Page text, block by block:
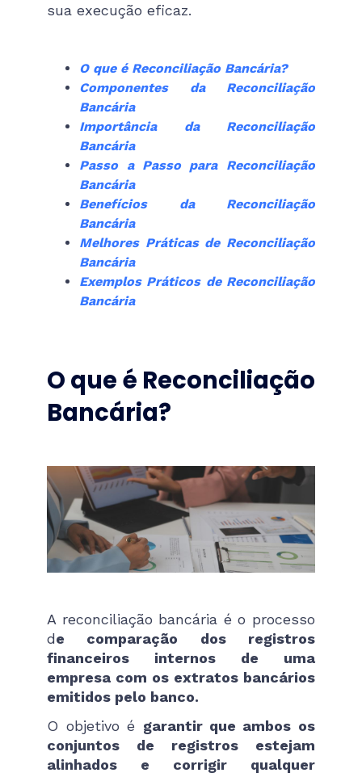
sua execução eficaz.
O que é Reconciliação Bancária?
Componentes da Reconciliação
Bancária
Importância da Reconciliação
Bancária
Passo a Passo para Reconciliação
Bancária
Benefícios da Reconciliação
Bancária
Melhores Práticas de Reconciliação
Bancária
Exemplos Práticos de Reconciliação
Bancária
O que é Reconciliação
Bancária?
A reconciliação bancária é o processo
de comparação dos registros
financeiros internos de uma
empresa com os extratos bancários
emitidos pelo banco.
O objetivo é garantir que ambos os
conjuntos de registros estejam
alinhados e corrigir qualquer